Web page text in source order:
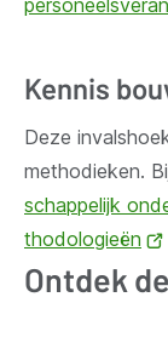
Kennis
Deze
methodieken.
schap­pe­lijk
tho­do­lo­gie­ën
Ontdek